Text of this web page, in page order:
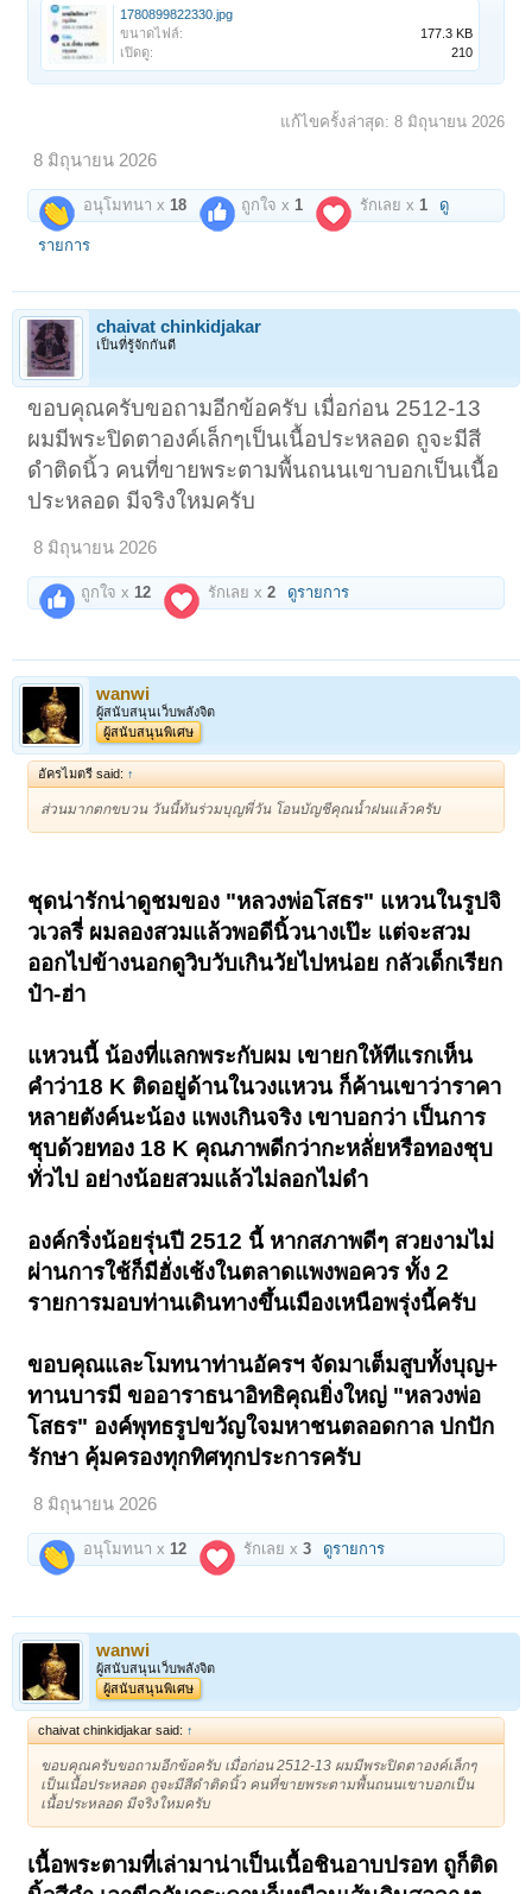
1780899822330.jpg
ขนาดไฟล์:
177.3 KB
เปิดดู:
210
แก้ไขครั้งล่าสุด: 8 มิถุนายน 2026
8 มิถุนายน 2026
อนุโมทนา x18 ถูกใจ x1 รักเลย x1 ดู
รายการ
chaivat chinkidjakar
เป็นที่รู้จักกันดี
ขอบคุณครับขอถามอีกข้อครับ เมื่อก่อน 2512-13
ผมมีพระปิดตาองค์เล็กๆเป็นเนื้อประหลอด ถูจะมีสี
ดำติดนิ้ว คนที่ขายพระตามพื้นถนนเขาบอกเป็นเนื้อ
ประหลอด มีจริงใหมครับ
8 มิถุนายน 2026
ถูกใจ x 12 รักเลย x2 ดูรายการ
wanwi
ผู้สนับสนุนเว็บพลังจิต
ผู้สนับสนุนพิเศษ
อัครไมตรี said: ↑
ส่วนมากตกขบวน วันนี้ทันร่วมบุญพี่วัน โอนบัญชีคุณน้ำฝนแล้วครับ
ชุดน่ารักน่าดูชมของ "หลวงพ่อโสธร" แหวนในรูปจิ
วเวลรี่ ผมลองสวมแล้วพอดีนิ้วนางเป๊ะ แต่จะสวม
ออกไปข้างนอกดูวิบวับเกินวัยไปหน่อย กลัวเด็กเรียก
ป๋า-ฮ่า
แหวนนี้ น้องที่แลกพระกับผม เขายกให้ทีแรกเห็น
คำว่า18 K ติดอยู่ด้านในวงแหวน ก็ค้านเขาว่าราคา
หลายตังค์นะน้อง แพงเกินจริง เขาบอกว่า เป็นการ
ชุบด้วยทอง 18 K คุณภาพดีกว่ากะหลั่ยหรือทองชุบ
ทั่วไป อย่างน้อยสวมแล้วไม่ลอกไม่ดำ
องค์กริ่งน้อยรุ่นปี 2512 นี้ หากสภาพดีๆ สวยงามไม่
ผ่านการใช้ก็มีฮั่งเช้งในตลาดแพงพอควร ทั้ง 2
รายการมอบท่านเดินทางขึ้นเมืองเหนือพรุ่งนี้ครับ
ขอบคุณและโมทนาท่านอัครฯ จัดมาเต็มสูบทั้งบุญ+
ทานบารมี ขออาราธนาอิทธิคุณยิ่งใหญ่ "หลวงพ่อ
โสธร" องค์พุทธรูปขวัญใจมหาชนตลอดกาล ปกปัก
รักษา คุ้มครองทุกทิศทุกประการครับ
8 มิถุนายน 2026
อนุโมทนา x 12 รักเลย x3 ดูรายการ
wanwi
ผู้สนับสนุนเว็บพลังจิต
ผู้สนับสนุนพิเศษ
chaivat chinkidjakar said: ↑
ขอบคุณครับขอถามอีกข้อครับ เมื่อก่อน 2512-13 ผมมีพระปิดตาองค์เล็กๆ
เป็นเนื้อประหลอด ถูจะมีสีดำติดนิ้ว คนที่ขายพระตามพื้นถนนเขาบอกเป็น
เนื้อประหลอด มีจริงใหมครับ
เนื้อพระตามที่เล่ามาน่าเป็นเนื้อชินอาบปรอท ถูก็ติด